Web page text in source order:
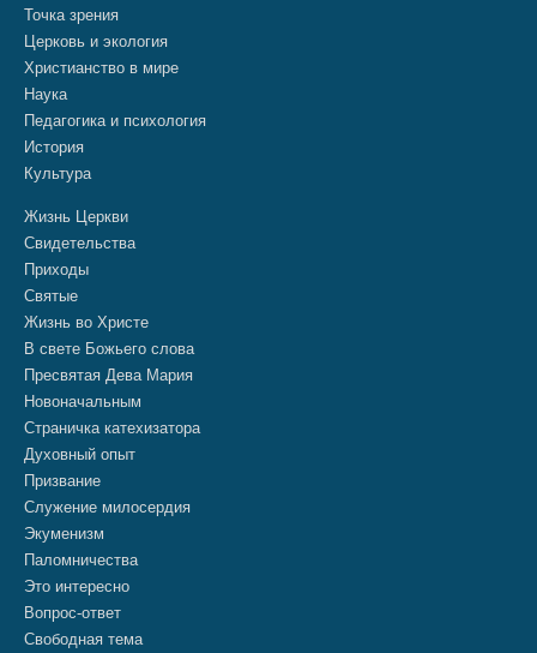
Точка зрения
Церковь и экология
Христианство в мире
Наука
Педагогика и психология
История
Культура
Жизнь Церкви
Свидетельства
Приходы
Святые
Жизнь во Христе
В свете Божьего слова
Пресвятая Дева Мария
Новоначальным
Страничка катехизатора
Духовный опыт
Призвание
Служение милосердия
Экуменизм
Паломничества
Это интересно
Вопрос-ответ
Свободная тема